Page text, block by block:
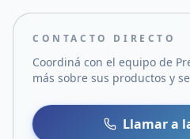
CONTACTO DIRECTO
Coordiná con el equipo de
más sobre sus productos y
Llamar a